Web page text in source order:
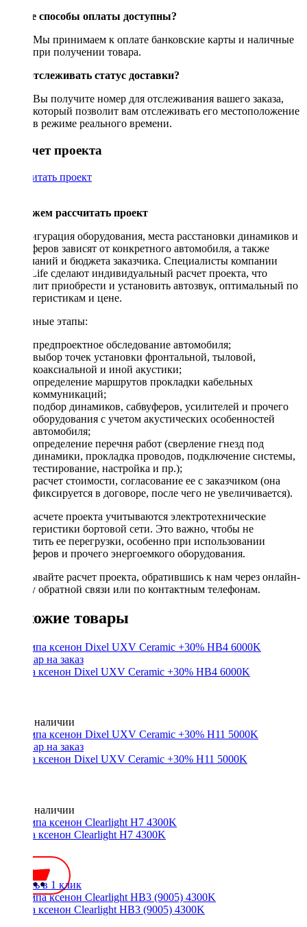
Какие способы оплаты доступны?
Мы принимаем к оплате банковские карты и наличные
при получении товара.
Как отслеживать статус доставки?
Вы получите номер для отслеживания вашего заказа,
который позволит вам отслеживать его местоположение
в режиме реального времени.
Рассчет проекта
Рассчитать проект
Поможем рассчитать проект
Конфигурация оборудования, места расстановки динамиков и
сабвуферов зависят от конкретного автомобиля, а также
пожеланий и бюджета заказчика. Специалисты компании
DriveLife сделают индивидуальный расчет проекта, что
позволит приобрести и установить автозвук, оптимальный по
характеристикам и цене.
Основные этапы:
предпроектное обследование автомобиля;
выбор точек установки фронтальной, тыловой,
коаксиальной и иной акустики;
определение маршрутов прокладки кабельных
коммуникаций;
подбор динамиков, сабвуферов, усилителей и прочего
оборудования с учетом акустических особенностей
автомобиля;
определение перечня работ (сверление гнезд под
динамики, прокладка проводов, подключение системы,
тестирование, настройка и пр.);
расчет стоимости, согласование ее с заказчиком (она
фиксируется в договоре, после чего не увеличивается).
При расчете проекта учитываются электротехнические
характеристики бортовой сети. Это важно, чтобы не
допустить ее перегрузки, особенно при использовании
сабвуферов и прочего энергоемкого оборудования.
Заказывайте расчет проекта, обратившись к нам через онлайн-
форму обратной связи или по контактным телефонам.
Похожие товары
Лампа ксенон Dixel UXV Ceramic +30% HB4 6000K
Нет в наличии
Лампа ксенон Dixel UXV Ceramic +30% H11 5000K
Нет в наличии
Лампа ксенон Clearlight H7 4300K
Купить в 1 клик
Лампа ксенон Clearlight HB3 (9005) 4300K